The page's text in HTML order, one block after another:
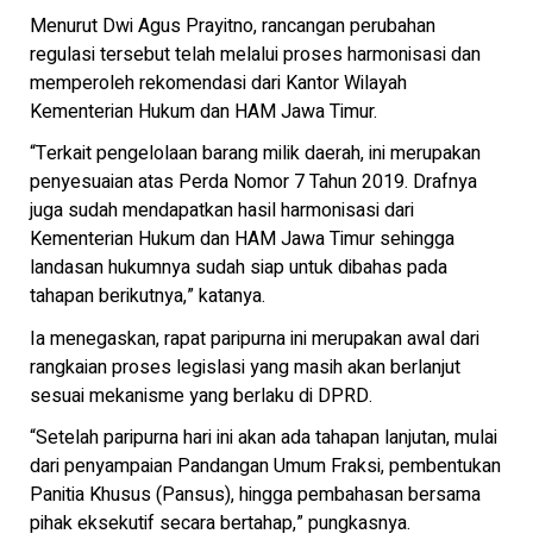
Menurut Dwi Agus Prayitno, rancangan perubahan
regulasi tersebut telah melalui proses harmonisasi dan
memperoleh rekomendasi dari Kantor Wilayah
Kementerian Hukum dan HAM Jawa Timur.
“Terkait pengelolaan barang milik daerah, ini merupakan
penyesuaian atas Perda Nomor 7 Tahun 2019. Drafnya
juga sudah mendapatkan hasil harmonisasi dari
Kementerian Hukum dan HAM Jawa Timur sehingga
landasan hukumnya sudah siap untuk dibahas pada
tahapan berikutnya,” katanya.
Ia menegaskan, rapat paripurna ini merupakan awal dari
rangkaian proses legislasi yang masih akan berlanjut
sesuai mekanisme yang berlaku di DPRD.
“Setelah paripurna hari ini akan ada tahapan lanjutan, mulai
dari penyampaian Pandangan Umum Fraksi, pembentukan
Panitia Khusus (Pansus), hingga pembahasan bersama
pihak eksekutif secara bertahap,” pungkasnya.